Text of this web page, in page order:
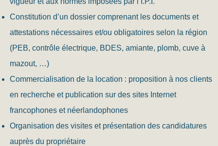
Constitution d’un dossier comprenant les documents et
attestations nécessaires et/ou obligatoires selon la région
(PEB, contrôle électrique, BDES, amiante, plomb, cuve à
mazout, …)
Commercialisation de la location : proposition à nos clients
en recherche et publication sur des sites Internet
francophones et néerlandophones
Organisation des visites et présentation des candidatures
auprès du propriétaire